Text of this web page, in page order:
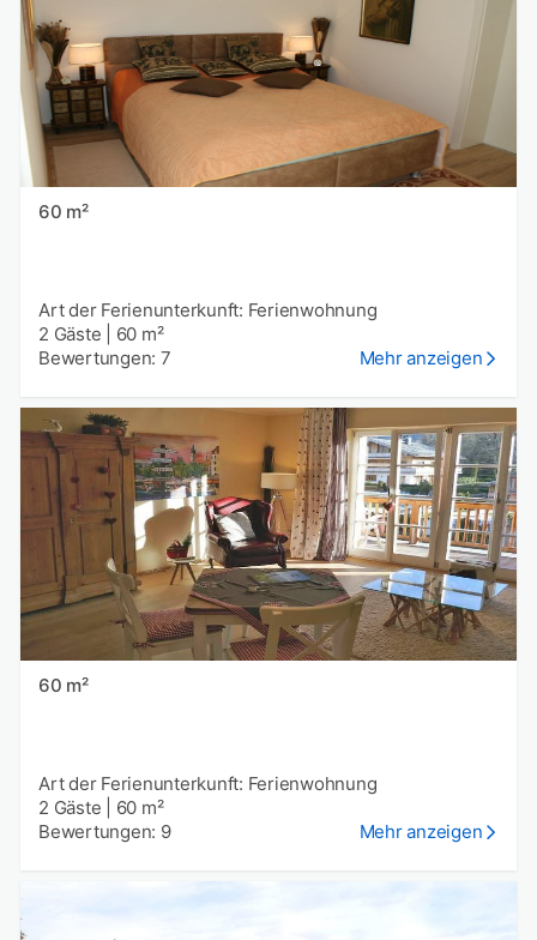
60 m²
Art der Ferienunterkunft: Ferienwohnung
2 Gäste
60 m²
Bewertungen: 7
Mehr anzeigen
60 m²
Art der Ferienunterkunft: Ferienwohnung
2 Gäste
60 m²
Bewertungen: 9
Mehr anzeigen